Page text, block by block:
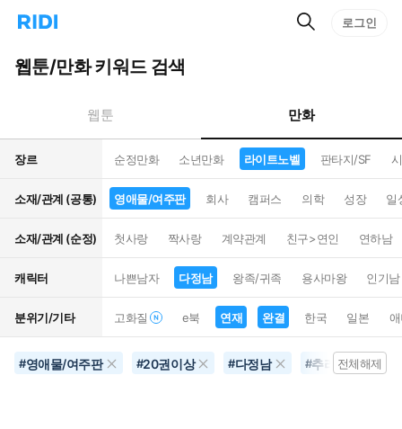
리
홈
으
턴
트
검
로그인
웹툰/만화 키워드 검색
웹툰 만화
장르 순정만화 소년만화 라이트노벨 판타지/SF
소재/관계 (공통) 영애물/여주판 회사 캠퍼스 의학 성장 일
소재/관계 (순정) 첫사랑 짝사랑 계약관계 친구>연인 연하남
캐릭터 나쁜남자 다정남 왕족/귀족 용사마왕 인기남
분위기/기타 고화질 e북 연재 완결 한국 일본
#영애물/여주판 #20권이상 #다정남 #추리물전체해제